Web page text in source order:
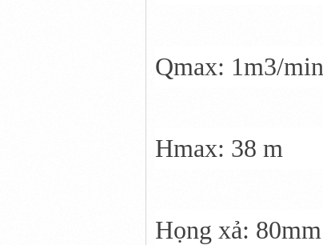
Qmax: 1m3/min
Hmax: 38 m
Họng xả: 80mm